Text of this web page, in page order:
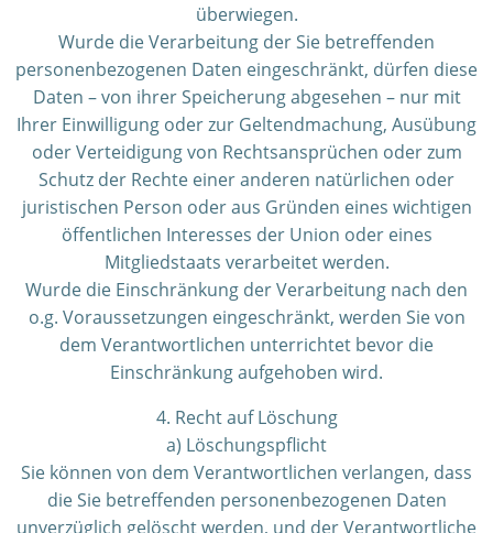
überwiegen.
Wurde die Verarbeitung der Sie betreffenden
personenbezogenen Daten eingeschränkt, dürfen diese
Daten – von ihrer Speicherung abgesehen – nur mit
Ihrer Einwilligung oder zur Geltendmachung, Ausübung
oder Verteidigung von Rechtsansprüchen oder zum
Schutz der Rechte einer anderen natürlichen oder
juristischen Person oder aus Gründen eines wichtigen
öffentlichen Interesses der Union oder eines
Mitgliedstaats verarbeitet werden.
Wurde die Einschränkung der Verarbeitung nach den
o.g. Voraussetzungen eingeschränkt, werden Sie von
dem Verantwortlichen unterrichtet bevor die
Einschränkung aufgehoben wird.
4. Recht auf Löschung
a) Löschungspflicht
Sie können von dem Verantwortlichen verlangen, dass
die Sie betreffenden personenbezogenen Daten
unverzüglich gelöscht werden, und der Verantwortliche